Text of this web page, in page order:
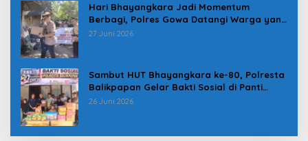
Hari Bhayangkara Jadi Momentum
Berbagi, Polres Gowa Datangi Warga yang
Membutuhkan
27 Juni 2026
Sambut HUT Bhayangkara ke-80, Polresta
Balikpapan Gelar Bakti Sosial di Panti
Asuhan Jabal Rahmah
26 Juni 2026